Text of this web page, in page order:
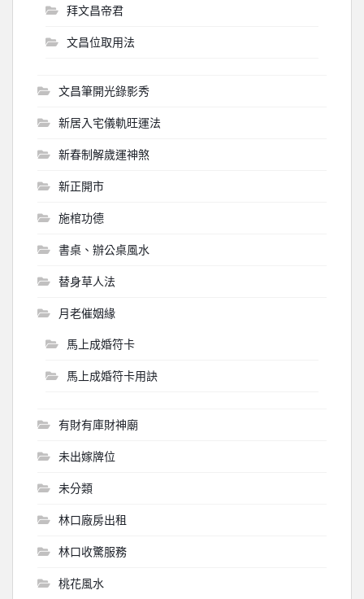
拜文昌帝君
文昌位取用法
文昌筆開光錄影秀
新居入宅儀軌旺運法
新春制解歲運神煞
新正開市
施棺功德
書桌、辦公桌風水
替身草人法
月老催姻緣
馬上成婚符卡
馬上成婚符卡用訣
有財有庫財神廟
未出嫁牌位
未分類
林口廠房出租
林口收驚服務
桃花風水